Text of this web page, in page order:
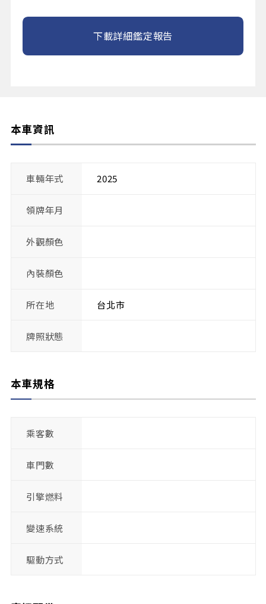
下載詳細鑑定報告
本車資訊
車輛年式 2025
領牌年月
外觀顏色
內裝顏色
所在地 台北市
牌照狀態
本車規格
乘客數
車門數
引擎燃料
變速系統
驅動方式